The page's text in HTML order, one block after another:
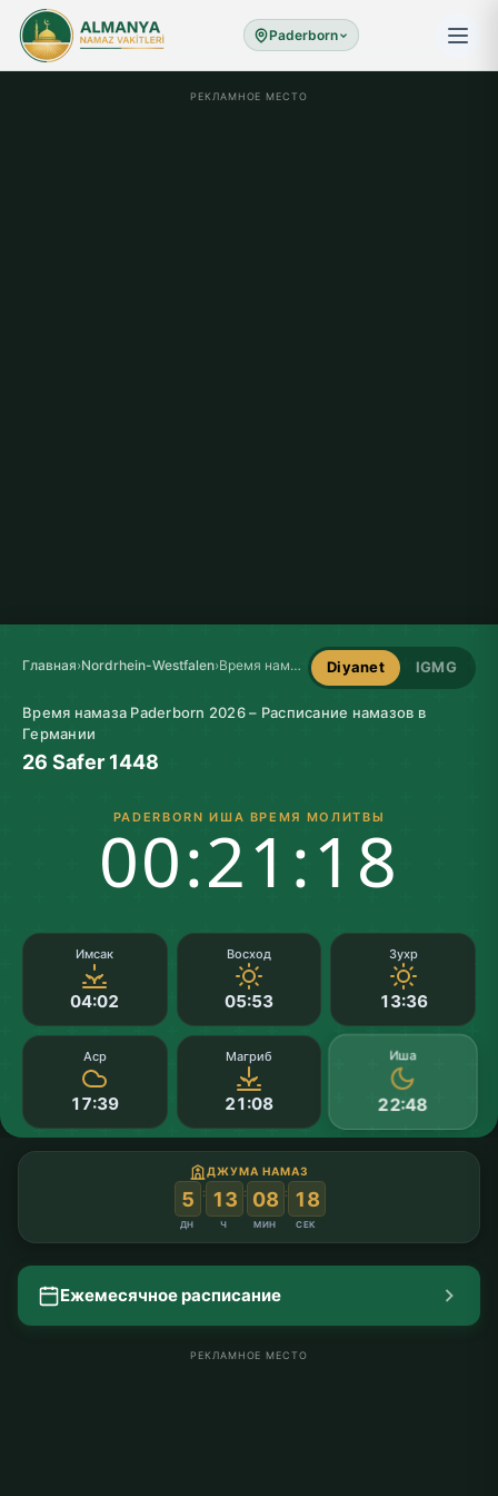
Paderborn
РЕКЛАМНОЕ МЕСТО
Главная›Nordrhein-Westfalen› Время намаза в Paderborn Diyanet IGMG
Время намаза Paderborn 2026 – Расписание намазов в
Германии
26 Safer 1448
PADERBORN ИША ВРЕМЯ МОЛИТВЫ
00:21:18
Имсак
04:02
Восход
05:53
Зухр
13:36
Аср
17:39
Магриб
21:08
Иша
22:48
ДЖУМА НАМАЗ
5
ДН
: 13
Ч
: 08
МИН
: 18
СЕК
Ежемесячное расписание
РЕКЛАМНОЕ МЕСТО